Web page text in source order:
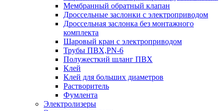
Мембранный обратный клапан
Дроссельные заслонки с электроприводом
Дроссельная заслонка без монтажного
комплекта
Шаровый кран с электроприводом
Трубы ПВХ,PN-6
Полужесткий шланг ПВХ
Клей
Клей для больших диаметров
Растворитель
Фумлента
Электролизеры